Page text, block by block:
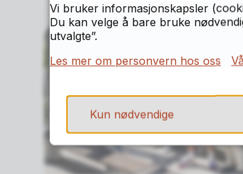
Vi bruker informasjonskapsler
Du kan velge å bare bruke
utvalgte”.
Les mer om personvern hos oss
Kun nødvendige